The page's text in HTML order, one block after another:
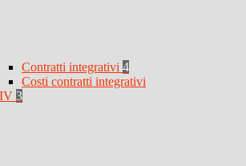
Contratti integrativi 4
Costi contratti integrativi
3